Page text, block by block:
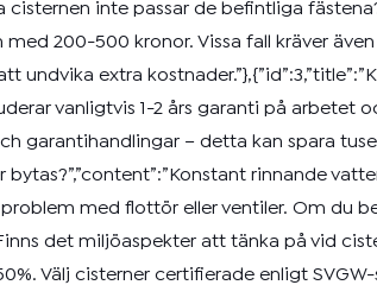
cisternen inte passar de befintliga
200-500 kronor. Vissa fall kräver
extra
vanligtvis 1-2 års garanti på arbetet
garantihandlingar – detta kan spara
rinnande
med flottör eller ventiler. Om du
det miljöaspekter att tänka på vid
Välj cisterner certifierade enligt